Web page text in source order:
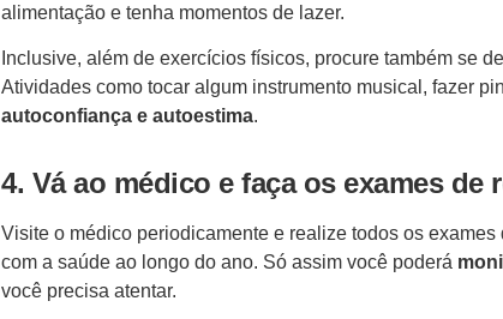
alimentação e tenha momentos de lazer.
Inclusive, além de exercícios físicos, procure também se
Atividades como tocar algum instrumento musical, fazer
autoconfiança e autoestima.
4. Vá ao médico e faça os exames de
Visite o médico periodicamente e realize todos os
com a saúde ao longo do ano. Só assim você poderá
você precisa atentar.